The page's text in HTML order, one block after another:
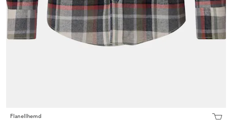
Flanellhemd